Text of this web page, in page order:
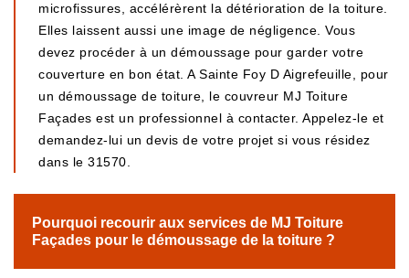
microfissures, accélérèrent la détérioration de la toiture.
Elles laissent aussi une image de négligence. Vous
devez procéder à un démoussage pour garder votre
couverture en bon état. A Sainte Foy D Aigrefeuille, pour
un démoussage de toiture, le couvreur MJ Toiture
Façades est un professionnel à contacter. Appelez-le et
demandez-lui un devis de votre projet si vous résidez
dans le 31570.
Pourquoi recourir aux services de MJ Toiture
Façades pour le démoussage de la toiture ?